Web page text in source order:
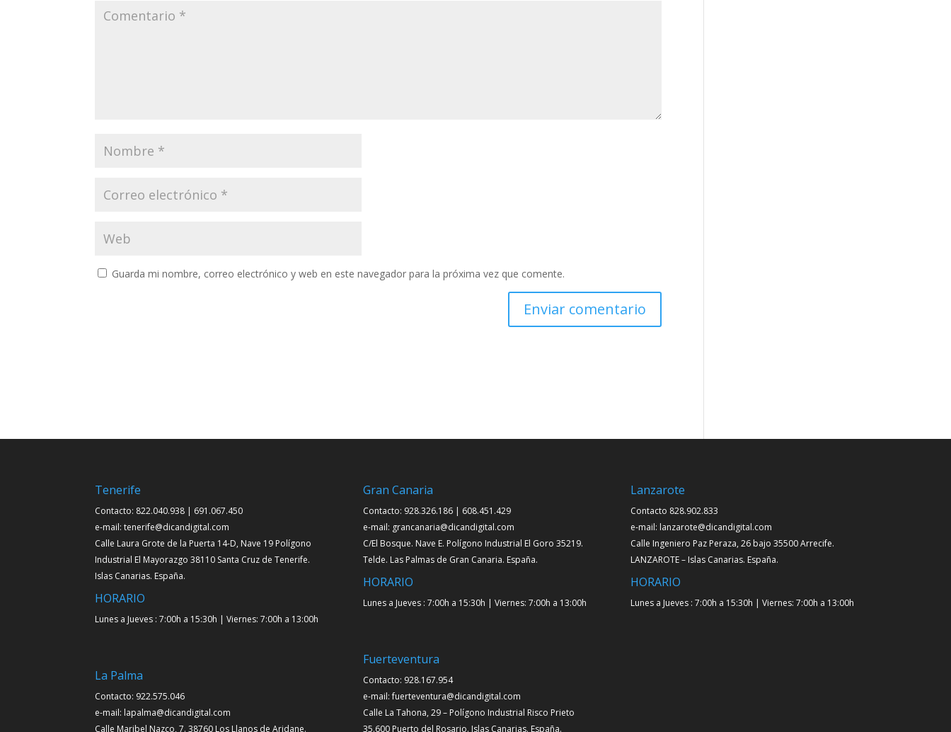
Guarda mi nombre, correo electrónico y web en este navegador para la próxima vez que comente.
Tenerife
Contacto: 822.040.938 | 691.067.450
e-mail: tenerife@dicandigital.com
Calle Laura Grote de la Puerta 14-D, Nave 19 Polígono
Industrial El Mayorazgo 38110 Santa Cruz de Tenerife.
Islas Canarias. España.
HORARIO
Lunes a Jueves : 7:00h a 15:30h | Viernes: 7:00h a 13:00h
La Palma
Contacto: 922.575.046
e-mail: lapalma@dicandigital.com
Calle Maribel Nazco, 7. 38760 Los Llanos de Aridane.
Gran Canaria
Contacto: 928.326.186 | 608.451.429
e-mail: grancanaria@dicandigital.com
C/El Bosque. Nave E. Polígono Industrial El Goro 35219.
Telde. Las Palmas de Gran Canaria. España.
HORARIO
Lunes a Jueves : 7:00h a 15:30h | Viernes: 7:00h a 13:00h
Fuerteventura
Contacto: 928.167.954
e-mail: fuerteventura@dicandigital.com
Calle La Tahona, 29 – Polígono Industrial Risco Prieto
35.600 Puerto del Rosario. Islas Canarias. España.
Lanzarote
Contacto 828.902.833
e-mail: lanzarote@dicandigital.com
Calle Ingeniero Paz Peraza, 26 bajo 35500 Arrecife.
LANZAROTE – Islas Canarias. España.
HORARIO
Lunes a Jueves : 7:00h a 15:30h | Viernes: 7:00h a 13:00h